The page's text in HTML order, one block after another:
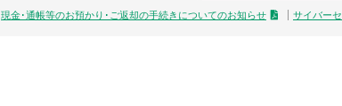
現金･通帳等のお預かり･ご返却の手続きについてのお知らせ サイバー